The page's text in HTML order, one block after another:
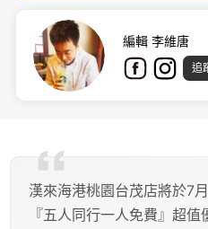
編輯 李維唐
追
漢來海港桃園台茂店將於7
『五人同行一人免費』超